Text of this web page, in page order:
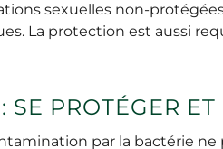
sexuelles non-
La protection est aussi
PROTÉGER
par la bactérie